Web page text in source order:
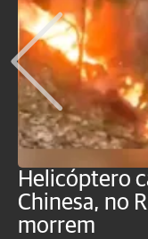
Helicóptero
Chinesa, no
morrem